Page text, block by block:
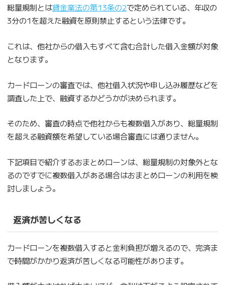
総量規制とは貸金業法の第13条の2で定められている、年収の
3分の1を超えた融資を原則禁止するという法律です。
これは、他社からの借入もすべて含む合計した借入金額が対象
となります。
カードローンの審査では、他社借入状況や申し込み履歴などを
調査した上で、融資するかどうかが決められます。
そのため、審査の時点で他社からも複数借入があり、総量規制
を超える融資額を希望している場合審査には通りません。
下記項目で紹介するおまとめローンは、総量規制の対象外とな
るのですでに複数借入がある場合はおまとめローンの利用を検
討しましょう。
返済が苦しくなる
カードローンを複数借入すると金利負担が増えるので、完済ま
で時間がかかり返済が苦しくなる可能性があります。